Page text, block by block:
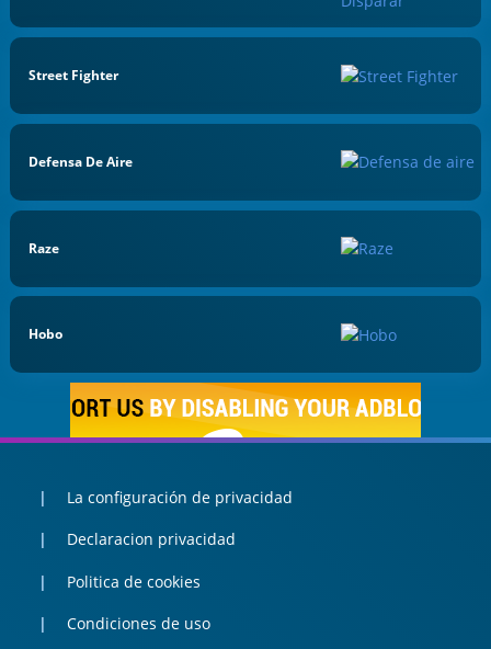
Street Fighter
Defensa De Aire
Raze
Hobo
La configuración de privacidad
Declaracion privacidad
Politica de cookies
Condiciones de uso